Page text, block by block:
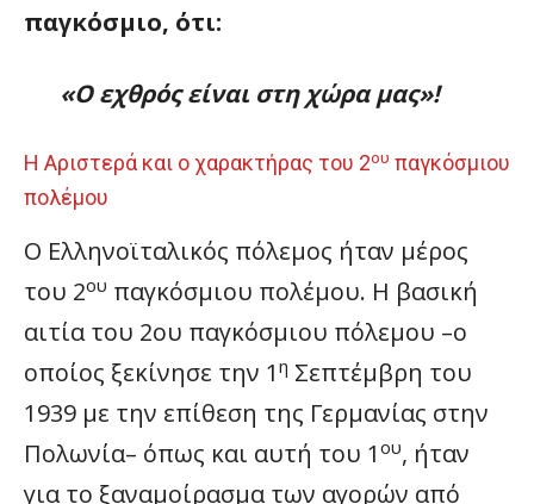
παγκόσμιο, ότι:
«Ο εχθρός είναι στη χώρα μας»!
Η Αριστερά και ο χαρακτήρας του 2ου παγκόσμιου
πολέμου
Ο Ελληνοϊταλικός πόλεμος ήταν μέρος
του 2ου παγκόσμιου πολέμου. Η βασική
αιτία του 2ου παγκόσμιου πόλεμου –ο
οποίος ξεκίνησε την 1 η Σεπτέμβρη του
1939 με την επίθεση της Γερμανίας στην
Πολωνία– όπως και αυτή του 1 ου, ήταν
για το ξαναμοίρασμα των αγορών από